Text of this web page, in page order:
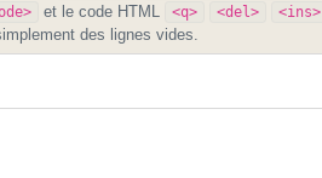
et le code HTML <q> <del> <ins>
des lignes vides.